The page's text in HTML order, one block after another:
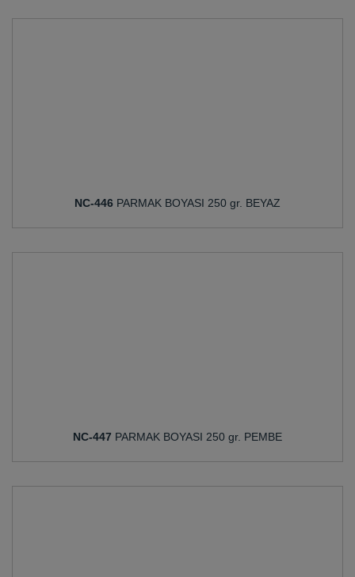
NC-446 PARMAK BOYASI 250 gr. BEYAZ
NC-447 PARMAK BOYASI 250 gr. PEMBE